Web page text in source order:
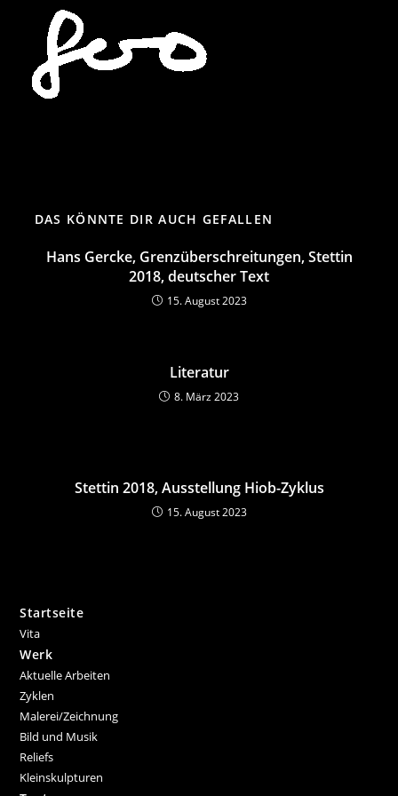
springen
DAS KÖNNTE DIR AUCH GEFALLEN
Hans Gercke, Grenzüberschreitungen, Stettin
2018, deutscher Text
15. August 2023
Literatur
8. März 2023
Stettin 2018, Ausstellung Hiob-Zyklus
15. August 2023
Startseite
Vita
Werk
Aktuelle Arbeiten
Zyklen
Malerei/Zeichnung
Bild und Musik
Reliefs
Kleinskulpturen